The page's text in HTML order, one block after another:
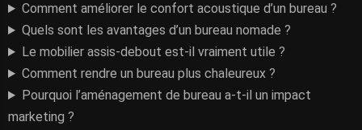
Comment améliorer le confort acoustique d’un bureau ?
Quels sont les avantages d’un bureau nomade ?
Le mobilier assis-debout est-il vraiment utile ?
Comment rendre un bureau plus chaleureux ?
Pourquoi l’aménagement de bureau a-t-il un impact
marketing ?